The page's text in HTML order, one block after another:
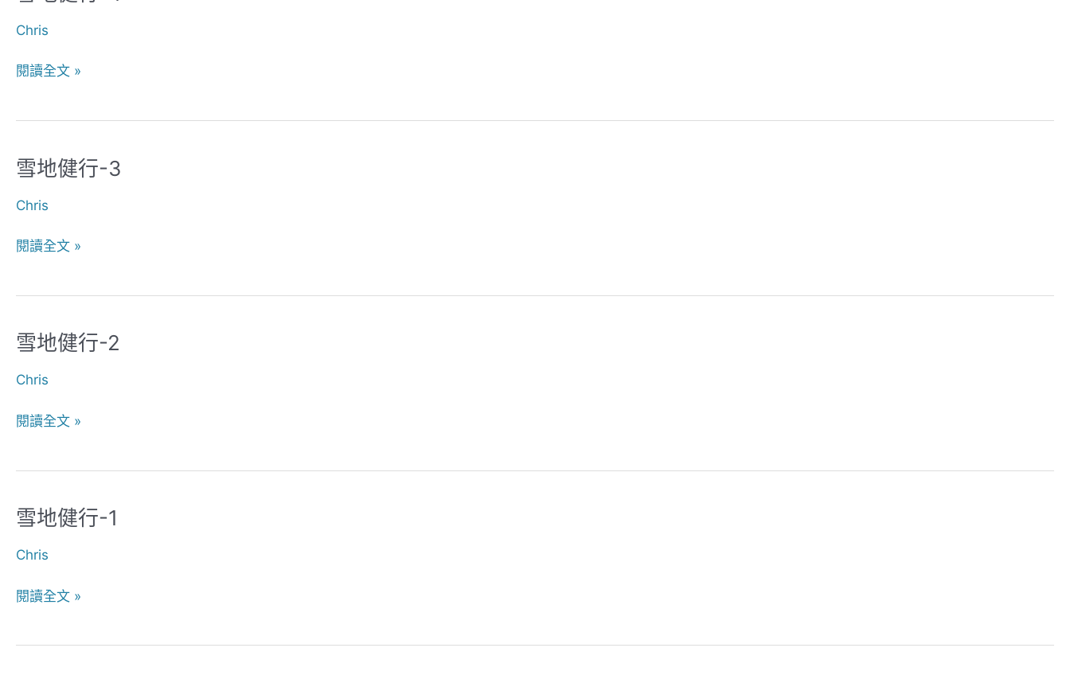
Chris
健
閱讀全文 »
雪地健行-3
Chris
雪
健
閱讀全文 »
雪地健行-2
Chris
雪
健
閱讀全文 »
雪地健行-1
Chris
雪
健
閱讀全文 »